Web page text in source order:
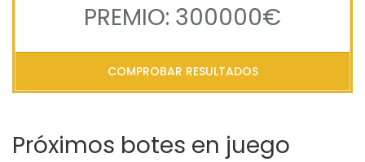
PREMIO: 300000€
COMPROBAR RESULTADOS
Próximos botes en juego